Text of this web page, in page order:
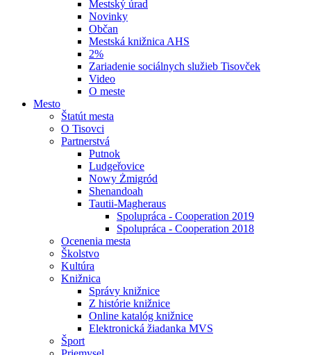
Mestský úrad
Novinky
Občan
Mestská knižnica AHS
2%
Zariadenie sociálnych služieb Tisovček
Video
O meste
Mesto
Štatút mesta
O Tisovci
Partnerstvá
Putnok
Ludgeřovice
Nowy Żmigród
Shenandoah
Tautii-Magheraus
Spolupráca - Cooperation 2019
Spolupráca - Cooperation 2018
Ocenenia mesta
Školstvo
Kultúra
Knižnica
Správy knižnice
Z histórie knižnice
Online katalóg knižnice
Elektronická žiadanka MVS
Šport